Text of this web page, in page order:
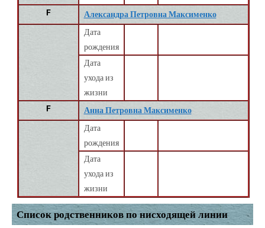
F
Александра Петровна Максименко
Дата
рождения
Дата
ухода из
жизни
F
Анна Петровна Максименко
Дата
рождения
Дата
ухода из
жизни
Список родственников по нисходящей линии